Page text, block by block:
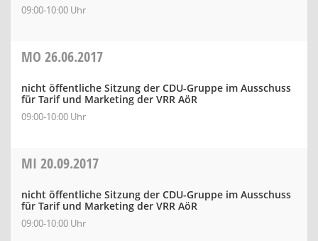
09:00-10:00 Uhr
MO 26.06.2017
nicht öffentliche Sitzung der CDU-Gruppe im Ausschuss
für Tarif und Marketing der VRR AöR
09:00-10:00 Uhr
MI 20.09.2017
nicht öffentliche Sitzung der CDU-Gruppe im Ausschuss
für Tarif und Marketing der VRR AöR
09:00-10:00 Uhr